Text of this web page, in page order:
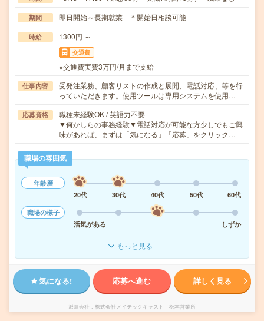
期間 即日開始～長期就業 ＊開始日相談可能
時給 1300円 ～
交通費
※交通費実費3万円/月まで支給
仕事内容
受発注業務、顧客リストの作成と展開、電話対応、等を行
っていただきます。使用ツールは専用システムを使用…
応募資格
職種未経験OK / 英語力不要
▼何かしらの事務経験▼電話対応が可能な方少しでもご興
味があれば、まずは「気になる」「応募」をクリック…
職場の雰囲気
年齢層
20代
30代 40代 50代
60代
職場の様子
活気がある
しずか
もっと見る
気になる! 応募へ進む 詳しく見る
派遣会社 株式会社メイテックキャスト 松本営業所